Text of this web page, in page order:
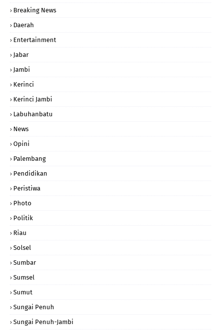
Breaking News
Daerah
Entertainment
Jabar
Jambi
Kerinci
Kerinci Jambi
Labuhanbatu
News
Opini
Palembang
Pendidikan
Peristiwa
Photo
Politik
Riau
Solsel
Sumbar
Sumsel
Sumut
Sungai Penuh
Sungai Penuh-Jambi